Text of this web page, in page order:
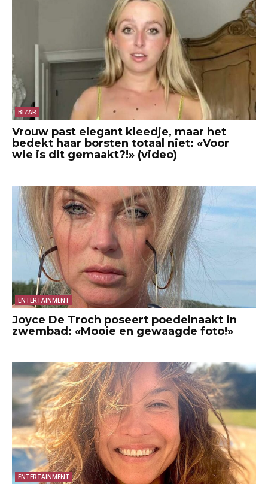
BIZAR
Vrouw past elegant kleedje, maar het
bedekt haar borsten totaal niet: «Voor
wie is dit gemaakt?!» (video)
ENTERTAINMENT
Joyce De Troch poseert poedelnaakt in
zwembad: «Mooie en gewaagde foto!»
ENTERTAINMENT